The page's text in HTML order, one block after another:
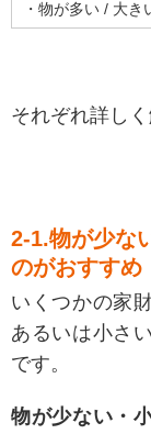
・物が多い / 大
それぞれ詳し
2-1.物が少な
のがおすすめ
いくつかの家
あるいは小さ
です。
物が少ない・